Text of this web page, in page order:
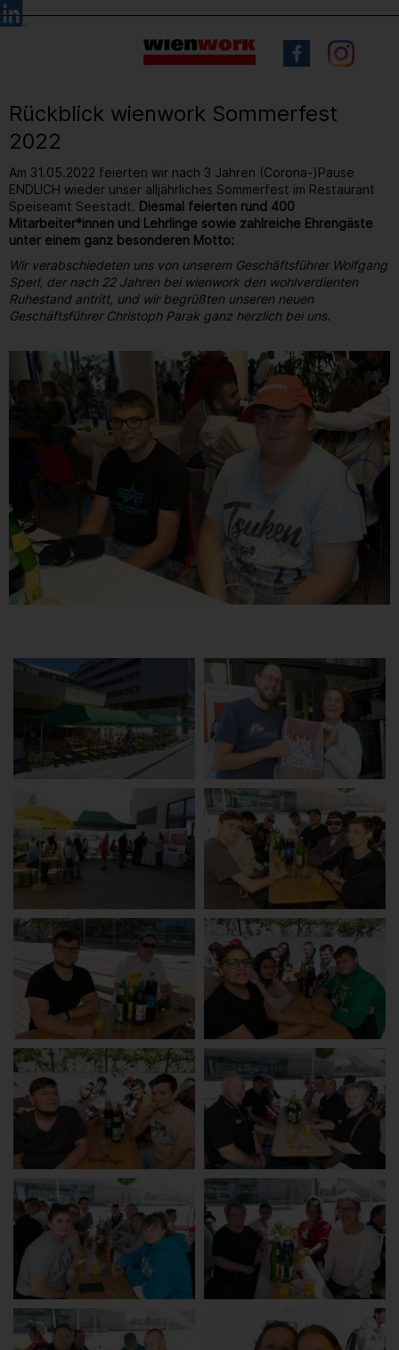
Barrierefreie
Bedienung
Sprachauswahl
Rückblick wienwork Sommerfest
2022
Am 31.05.2022 feierten wir nach 3 Jahren (Corona-)Pause
ENDLICH wieder unser alljährliches Sommerfest im Restaurant
Speiseamt Seestadt. Diesmal feierten rund 400
Mitarbeiter*innen und Lehrlinge sowie zahlreiche Ehrengäste
unter einem ganz besonderen Motto:
Wir verabschiedeten uns von unserem Geschäftsführer Wolfgang
Sperl, der nach 22 Jahren bei wienwork den wohlverdienten
Ruhestand antritt, und wir begrüßten unseren neuen
Geschäftsführer Christoph Parak ganz herzlich bei uns.
/ 264